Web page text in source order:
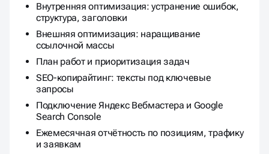
Внутренняя оптимизация: устранение ошибок,
структура, заголовки
Внешняя оптимизация: наращивание
ссылочной массы
План работ и приоритизация задач
SEO-копирайтинг: тексты под ключевые
запросы
Подключение Яндекс Вебмастера и Google
Search Console
Ежемесячная отчётность по позициям, трафику
и заявкам